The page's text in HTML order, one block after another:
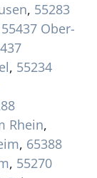
, 55283
55437 Ober-
, 55234
Rhein,
, 65388
, 55270